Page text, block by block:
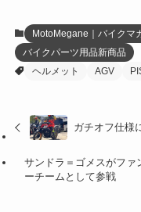
(47)
(16)
MotoMegane｜バイクマ
バイクパーツ用品新商品
ヘルメット
AGV
ガチオフ仕
サンドラ＝ゴメスがファ
ーチームとして参戦